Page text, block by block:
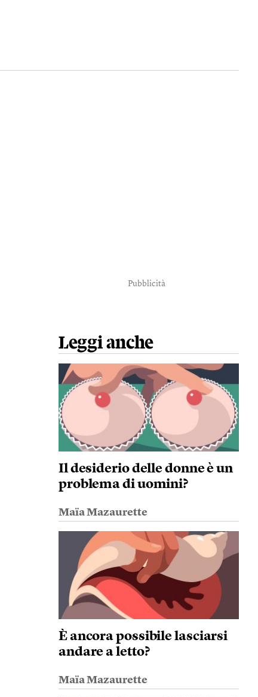
Pubblicità
Leggi anche
Il desiderio delle donne è un
problema di uomini?
Maïa Mazaurette
È ancora possibile lasciarsi
andare a letto?
Maïa Mazaurette